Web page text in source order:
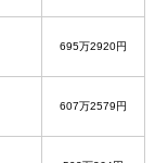
695万2920円
607万2579円